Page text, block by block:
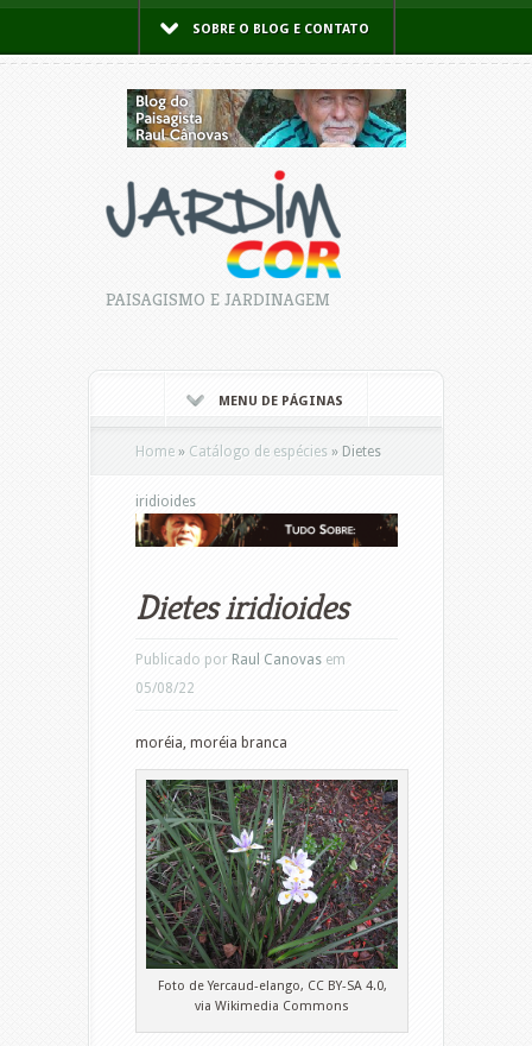
SOBRE O BLOG E CONTATO
PAISAGISMO E JARDINAGEM
MENU DE PÁGINAS
Home » Catálogo de espécies » Dietes
iridioides
Dietes iridioides
Publicado por Raul Canovas em
05/08/22
moréia, moréia branca
Foto de Yercaud-elango, CC BY-SA 4.0,
via Wikimedia Commons